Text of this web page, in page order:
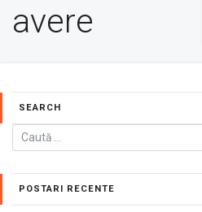
avere
SEARCH
POSTARI RECENTE